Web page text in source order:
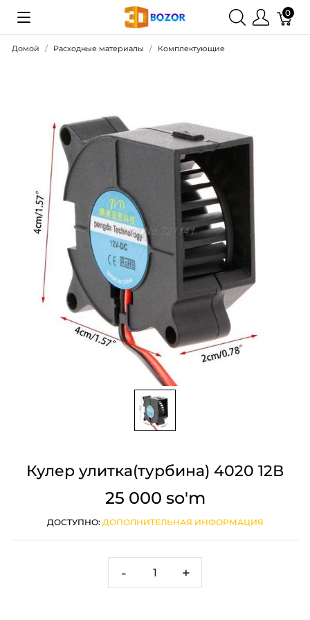
0
Домой Расходные материалы Комплектующие
Кулер улитка(турбина) 4020 12В
25 000 so'm
ДОСТУПНО: ДОПОЛНИТЕЛЬНАЯ ИНФОРМАЦИЯ
- +